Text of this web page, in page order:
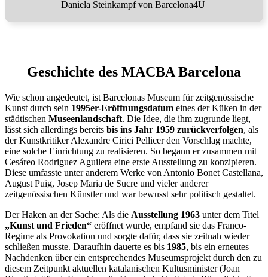
Daniela Steinkampf von Barcelona4U
Geschichte des MACBA Barcelona
Wie schon angedeutet, ist Barcelonas Museum für zeitgenössische
Kunst durch sein 1995er-Eröffnungsdatum eines der Küken in der
städtischen Museenlandschaft. Die Idee, die ihm zugrunde liegt,
lässt sich allerdings bereits bis ins Jahr 1959 zurückverfolgen, als
der Kunstkritiker Alexandre Cirici Pellicer den Vorschlag machte,
eine solche Einrichtung zu realisieren. So begann er zusammen mit
Cesáreo Rodriguez Aguilera eine erste Ausstellung zu konzipieren.
Diese umfasste unter anderem Werke von Antonio Bonet Castellana,
August Puig, Josep Maria de Sucre und vieler anderer
zeitgenössischen Künstler und war bewusst sehr politisch gestaltet.
Der Haken an der Sache: Als die Ausstellung 1963 unter dem Titel
„Kunst und Frieden“ eröffnet wurde, empfand sie das Franco-
Regime als Provokation und sorgte dafür, dass sie zeitnah wieder
schließen musste. Daraufhin dauerte es bis 1985, bis ein erneutes
Nachdenken über ein entsprechendes Museumsprojekt durch den zu
diesem Zeitpunkt aktuellen katalanischen Kultusminister (Joan